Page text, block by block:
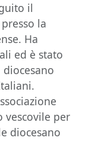
il
la
Ha
ed è stato
diocesano
vescovile per
diocesano